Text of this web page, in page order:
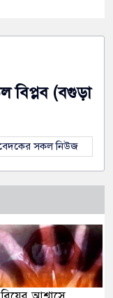
(বগুড়া
সকল নিউজ